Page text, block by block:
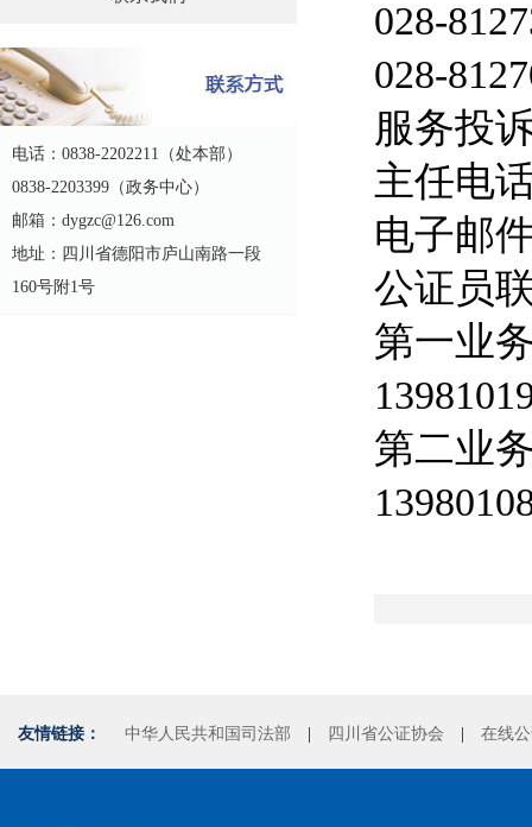
电话：0838-2202211（处本部）
0838-2203399（政务中心）
邮箱：dygzc@126.com
地址：四川省德阳市庐山南路一段
160号附1号
028-
028-
服务投
主任电
电子邮
公证员
第一业
第二业
友情链接： 中华人民共和国司法部 四川省公证协会 在线